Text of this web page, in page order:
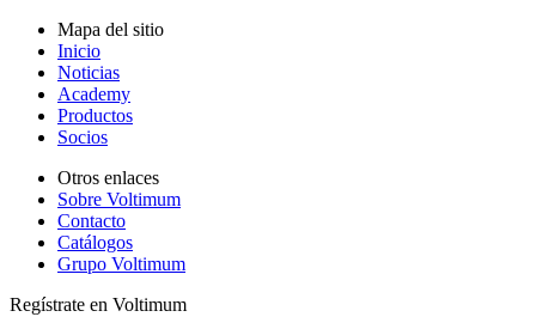
Mapa del sitio
Inicio
Noticias
Academy
Productos
Socios
Otros enlaces
Sobre Voltimum
Contacto
Catálogos
Grupo Voltimum
Regístrate en Voltimum